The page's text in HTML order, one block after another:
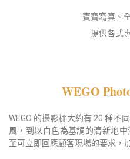
寶寶寫真、
提供各式
WEGO
WEGO 的攝影棚大約有 20 種不
風，到以白色為基調的清新地
至可立即回應顧客現場的要求，